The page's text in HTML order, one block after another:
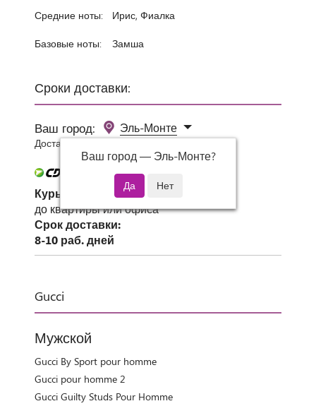
Сроки доставки:
Ваш город:
Эль-Монте
Ваш город — Эль-Монте?
Доставка 0 руб при заказе от 3000 руб.
Курьер СДЭК
до квартиры или офиса
Срок доставки:
8-10 раб. дней
Gucci
Мужской
Gucci By Sport pour homme
Gucci pour homme 2
Gucci Guilty Studs Pour Homme
Средние ноты: Ирис, Фиалка
Базовые ноты: Замша